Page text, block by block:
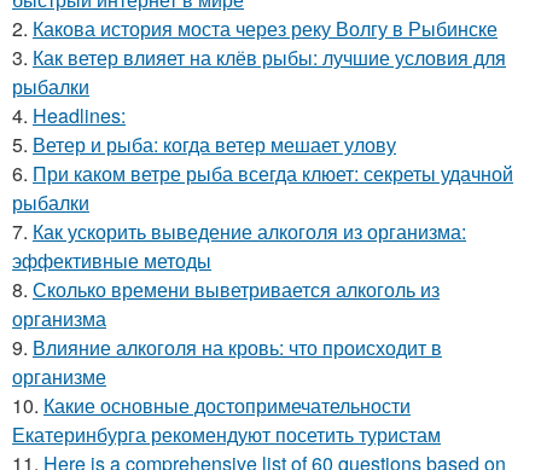
2. Какова история моста через реку Волгу в Рыбинске
3. Как ветер влияет на клёв рыбы: лучшие условия для
рыбалки
4. Headlines:
5. Ветер и рыба: когда ветер мешает улову
6. При каком ветре рыба всегда клюет: секреты удачной
рыбалки
7. Как ускорить выведение алкоголя из организма:
эффективные методы
8. Сколько времени выветривается алкоголь из
организма
9. Влияние алкоголя на кровь: что происходит в
организме
10. Какие основные достопримечательности
Екатеринбурга рекомендуют посетить туристам
11. Here is a comprehensive list of 60 questions based on